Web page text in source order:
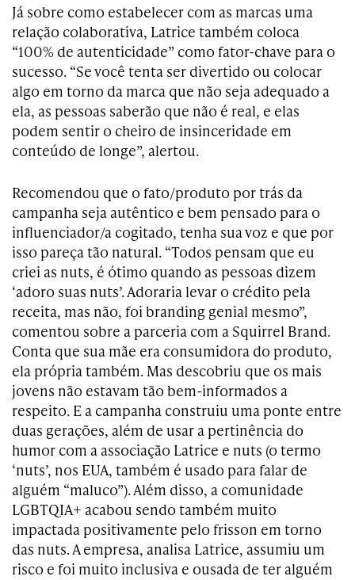
Já sobre como estabelecer com as marcas uma
relação colaborativa, Latrice também coloca
“100% de autenticidade” como fator-chave para o
sucesso. “Se você tenta ser divertido ou colocar
algo em torno da marca que não seja adequado a
ela, as pessoas saberão que não é real, e elas
podem sentir o cheiro de insinceridade em
conteúdo de longe”, alertou.
Recomendou que o fato/produto por trás da
campanha seja autêntico e bem pensado para o
influenciador/a cogitado, tenha sua voz e que por
isso pareça tão natural. “Todos pensam que eu
criei as nuts, é ótimo quando as pessoas dizem
‘adoro suas nuts’. Adoraria levar o crédito pela
receita, mas não, foi branding genial mesmo”,
comentou sobre a parceria com a Squirrel Brand.
Conta que sua mãe era consumidora do produto,
ela própria também. Mas descobriu que os mais
jovens não estavam tão bem-informados a
respeito. E a campanha construiu uma ponte entre
duas gerações, além de usar a pertinência do
humor com a associação Latrice e nuts (o termo
‘nuts’, nos EUA, também é usado para falar de
alguém “maluco”). Além disso, a comunidade
LGBTQIA+ acabou sendo também muito
impactada positivamente pelo frisson em torno
das nuts. A empresa, analisa Latrice, assumiu um
risco e foi muito inclusiva e ousada de ter alguém